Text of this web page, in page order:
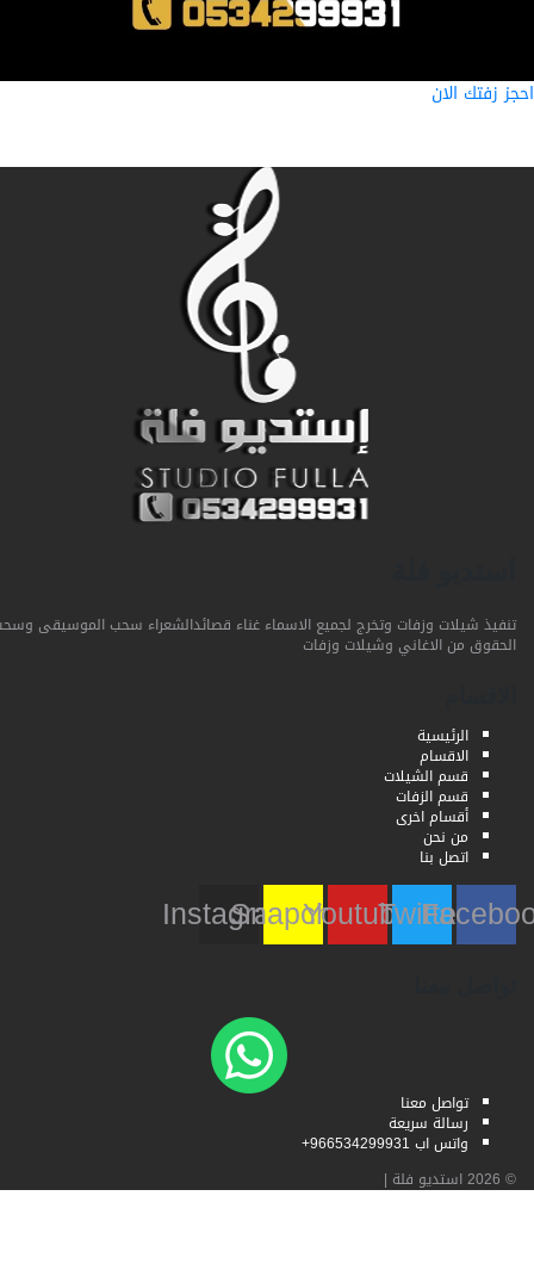
زفتك الان
تنفيذ شيلات وزفات وتخرج لجميع الاسماء غناء قصائدالشعراء سحب الموسيقى وسحب
الحقوق من الاغاني وشيلات وزفات
الرئيسية
الاقسام
قسم الشيلات
قسم الزفات
أقسام اخرى
من نحن
اتصل بنا
Twitter
Youtube
Snapchat
Instagram
تواصل معنا
رسالة سريعة
واتس اب 966534299931+
استديو فلة|